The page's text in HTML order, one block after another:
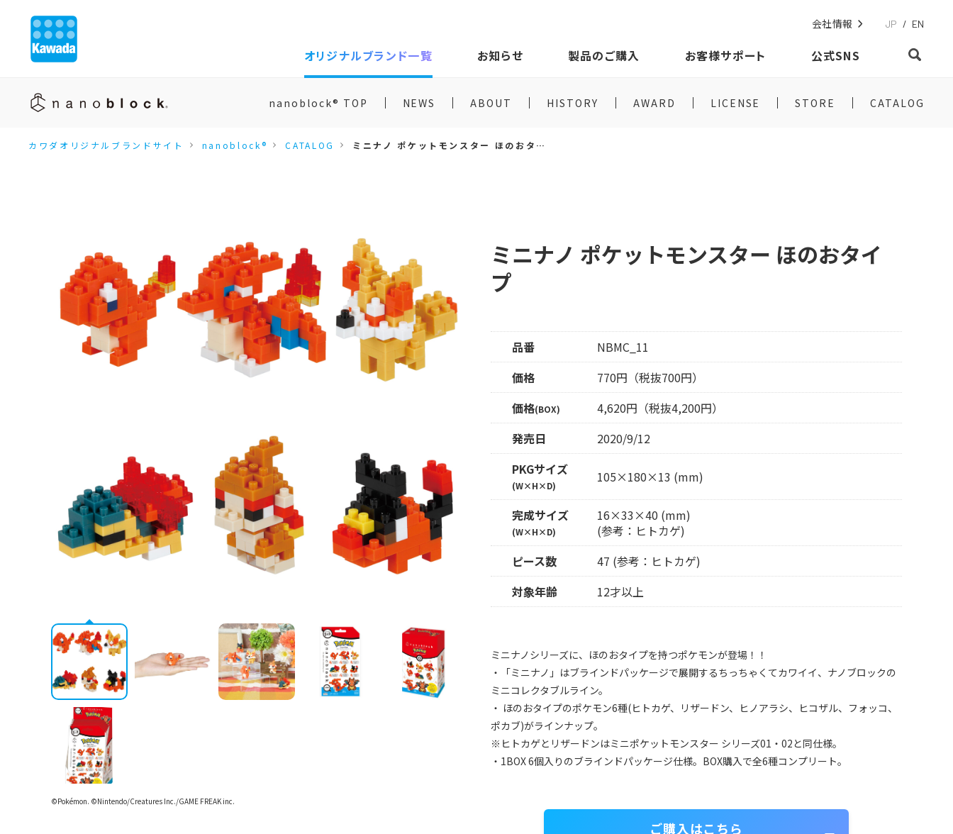
会社情報 JP / EN
オリジナルブランド一覧 お知らせ 製品のご購入 お客様サポート 公式SNS
nanoblock® TOP NEWS ABOUT HISTORY AWARD LICENSE STORE CATALOG
カワダオリジナルブランドサイト nanoblock® CATALOG ミニナノ ポケットモンスター ほのおタイプ
©Pokémon. ©Nintendo/Creatures Inc./GAME FREAK inc.
ミニナノ ポケットモンスター ほのおタイ
プ
品番
NBMC_11
価格
770円（税抜700円）
価格(BOX)
4,620円（税抜4,200円）
発売日
2020/9/12
PKGサイズ
(W×H×D)
105×180×13 (mm)
完成サイズ
(W×H×D)
16×33×40 (mm)
(参考：ヒトカゲ)
ピース数
47 (参考：ヒトカゲ)
対象年齢
12才以上
ミニナノシリーズに、ほのおタイプを持つポケモンが登場！！
・「ミニナノ」はブラインドパッケージで展開するちっちゃくてカワイイ、ナノブロックの
ミニコレクタブルライン。
・ ほのおタイプのポケモン6種(ヒトカゲ、リザードン、ヒノアラシ、ヒコザル、フォッコ、
ポカブ)がラインナップ。
※ヒトカゲとリザードンはミニポケットモンスター シリーズ01・02と同仕様。
・1BOX 6個入りのブラインドパッケージ仕様。BOX購入で全6種コンプリート。
ご購入はこちら